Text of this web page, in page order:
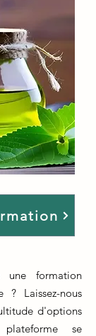
une formation
? Laissez-nous
d'options
plateforme se